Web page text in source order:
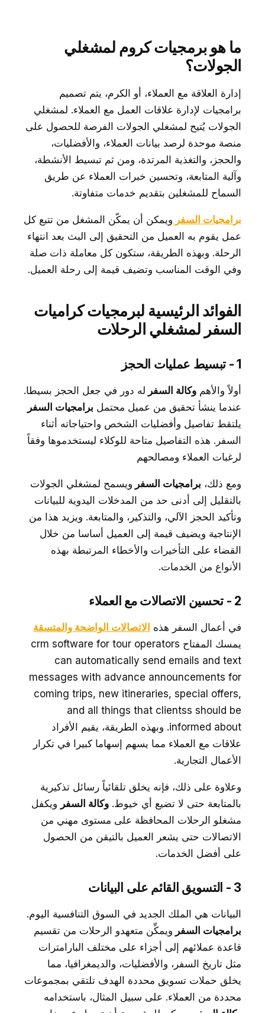
ما هو برمجيات كروم لمشغلي
الجولات؟
إدارة العلاقة مع العملاء، أو الكرم، يتم تصميم
برامجيات لإدارة علاقات العمل مع العملاء. لمشغلي
الجولات يُتيح لمشغلي الجولات الفرصة للحصول على
منصة موحدة لرصد بيانات العملاء، والأفضليات،
والحجز، والتغذية المرتدة، ومن ثم تبسيط الأنشطة،
وآلية المتابعة، وتحسين خبرات العملاء عن طريق
السماح للمشغلين بتقديم خدمات متفاوتة.
برامجيات السفر ويمكن أن يمكّن المشغل من تتبع كل
عمل يقوم به العميل من التحقيق إلى البث بعد انتهاء
الرحلة. وبهذه الطريقة، ستكون كل معاملة ذات صلة
وفي الوقت المناسب وتضيف قيمة إلى رحلة العميل.
الفوائد الرئيسية لبرمجيات كراميات
السفر لمشغلي الرحلات
1 - تبسيط عمليات الحجز
أولاً والأهم وكالة السفر له دور في جعل الحجز بسيطا.
عندما ينشأ تحقيق من عميل محتمل برامجيات السفر
يلتقط تفاصيل وأفضليات الشخص واحتياجاته أثناء
السفر. هذه التفاصيل متاحة للوكلاء ليستخدموها وفقاً
لرغبات العملاء ومصالحهم
ومع ذلك، برامجيات السفر ويسمح لمشغلي الجولات
بالتقليل إلى أدنى حد من المدخلات اليدوية للبيانات
وتأكيد الحجز الآلي، والتذكير، والمتابعة. ويزيد هذا من
الإنتاجية ويضيف قيمة إلى العميل أساسا من خلال
القضاء على التأخيرات والأخطاء المرتبطة بهذه
الأنواع من الخدمات.
2 - تحسين الاتصالات مع العملاء
في أعمال السفر هذه الاتصالات الواضحة والمتسقة
يمسك المفتاح crm software for tour operators
can automatically send emails and text
messages with advance announcements for
coming trips, new itineraries, special offers,
and all things that clientss should be
informed about. وبهذه الطريقة، يقيم الأفراد
علاقات مع العملاء مما يسهم إسهاما كبيرا في تكرار
الأعمال التجارية.
وعلاوة على ذلك، فإنه يخلق تلقائياً رسائل تذكيرية
بالمتابعة حتى لا تضيع أي خيوط. وكالة السفر ويكفل
مشغلو الرحلات المحافظة على مستوى مهني من
الاتصالات حتى يشعر العميل بالتيقن من الحصول
على أفضل الخدمات.
3 - التسويق القائم على البيانات
البيانات هي الملك الجديد في السوق التنافسية اليوم.
برامجيات السفر ويمكِّن متعهدو الرحلات من تقسيم
قاعدة عملائهم إلى أجزاء على مختلف البارامترات
مثل تاريخ السفر، والأفضليات، والديمغرافيا، مما
يخلق حملات تسويق محددة الهدف تلتقي بمجموعات
محددة من العملاء. على سبيل المثال، باستخدامه